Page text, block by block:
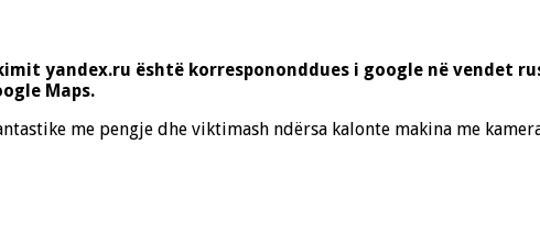
yandex.ru është korrespononddues i google në vendet
Maps.
me pengje dhe viktimash ndërsa kalonte makina me